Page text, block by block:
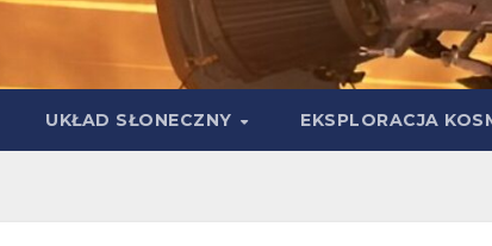
UKŁAD SŁONECZNY EKSPLORACJA